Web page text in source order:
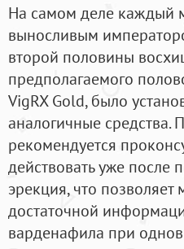
На самом деле каждый
выносливым
второй половины
предполагаемого
VigRX Gold, было
аналогичные средства.
рекомендуется
действовать уже после
эрекция, что
достаточной
варденафила при